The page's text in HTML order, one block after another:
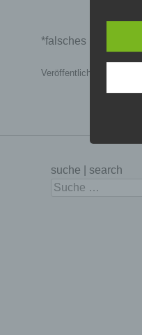
*falsches
Veröffentlicht in
suche | search
Suchen